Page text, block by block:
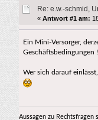
Re: e.w.-schmid,
« Antwort #1 am:
Ein Mini-Versorger,
Geschäftsbedingungen !
Wer sich darauf
Aussagen zu Rechtsfragen